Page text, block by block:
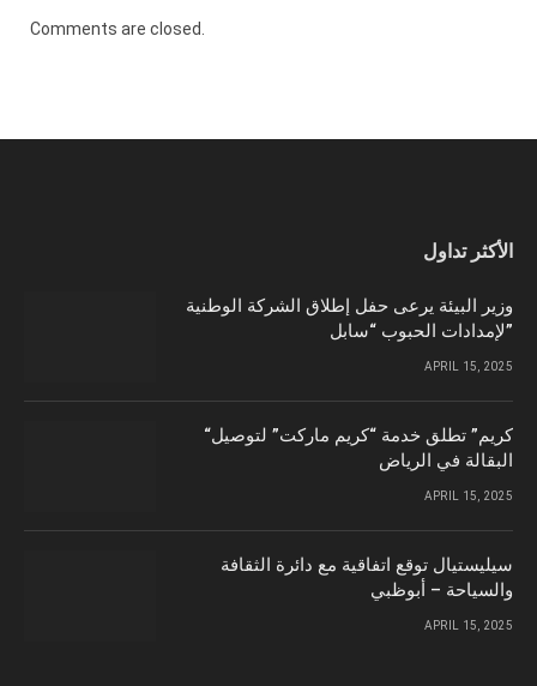
Comments are closed.
الأكثر تداول
وزير البيئة يرعى حفل إطلاق الشركة الوطنية
لإمدادات الحبوب “سابل”
APRIL 15, 2025
“كريم” تطلق خدمة “كريم ماركت” لتوصيل
البقالة في الرياض
APRIL 15, 2025
سيليستيال توقع اتفاقية مع دائرة الثقافة
والسياحة – أبوظبي
APRIL 15, 2025